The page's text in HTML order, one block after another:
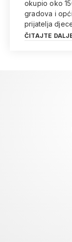
okupio oko
gradova i
prijatelja
ČITAJTE